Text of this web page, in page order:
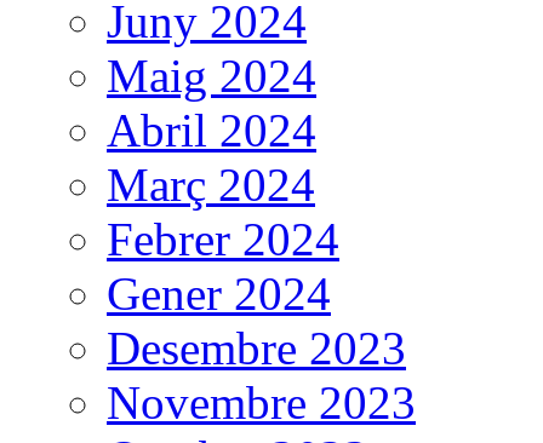
Juny 2024
Maig 2024
Abril 2024
Març 2024
Febrer 2024
Gener 2024
Desembre 2023
Novembre 2023